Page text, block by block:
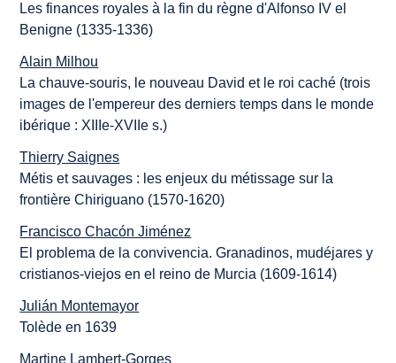
Les finances royales à la fin du règne d'Alfonso IV el
Benigne (1335-1336)
Alain Milhou
La chauve-souris, le nouveau David et le roi caché (trois
images de l'empereur des derniers temps dans le monde
ibérique : XIIIe-XVIIe s.)
Thierry Saignes
Métis et sauvages : les enjeux du métissage sur la
frontière Chiriguano (1570-1620)
Francisco Chacón Jiménez
El problema de la convivencia. Granadinos, mudéjares y
cristianos-viejos en el reino de Murcia (1609-1614)
Julián Montemayor
Tolède en 1639
Martine Lambert-Gorges